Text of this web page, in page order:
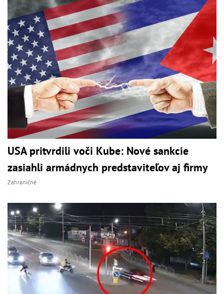
USA pritvrdili voči Kube: Nové sankcie
zasiahli armádnych predstaviteľov aj firmy
Zahraničné